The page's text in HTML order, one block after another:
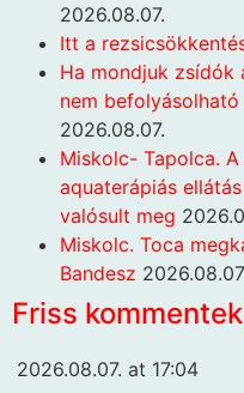
2026.08.07.
Itt a
Ha mondjuk
nem
2026.08.07.
Miskolc- Tapolca.
aquaterápiás
valósult meg
Miskolc. Toca
Bandesz
Friss kommentek
2026.08.07. at 17:04